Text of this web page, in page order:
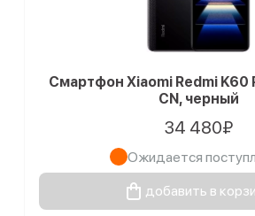
Смартфон Xiaomi Redmi K60
CN, черный
34 480₽
Ожидается
добавить в